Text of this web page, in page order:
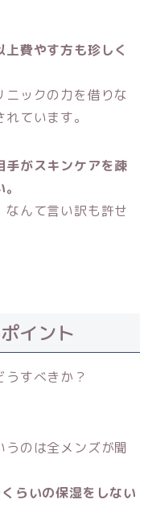
費やす方も珍しく
ックの力を借りな
ています。
手がスキンケアを疎
なんて言い訳も許せ
イント
すべきか？
うのは全メンズが聞
らいの保湿をしない